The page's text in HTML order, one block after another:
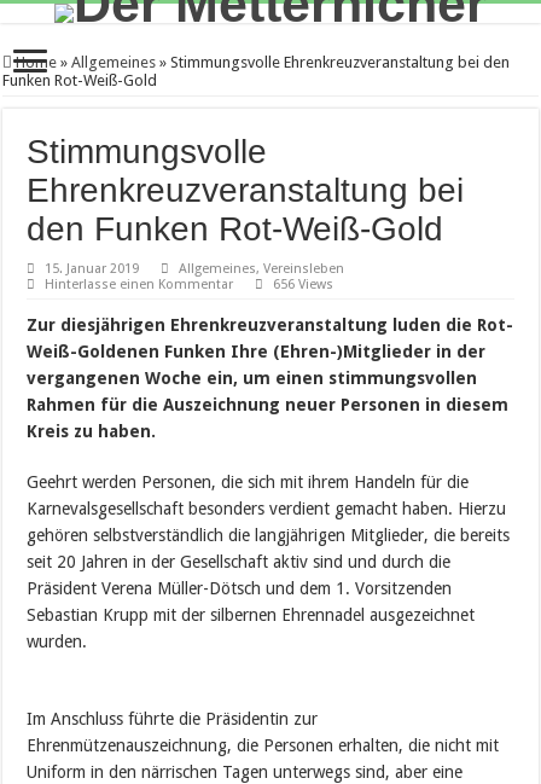
Home » Allgemeines » Stimmungsvolle Ehrenkreuzveranstaltung bei den
Funken Rot-Weiß-Gold
Stimmungsvolle
Ehrenkreuzveranstaltung bei
den Funken Rot-Weiß-Gold
15. Januar 2019 Allgemeines,Vereinsleben
Hinterlasse einen Kommentar
656 Views
Zur diesjährigen Ehrenkreuzveranstaltung luden die Rot-
Weiß-Goldenen Funken Ihre (Ehren-)Mitglieder in der
vergangenen Woche ein, um einen stimmungsvollen
Rahmen für die Auszeichnung neuer Personen in diesem
Kreis zu haben.
Geehrt werden Personen, die sich mit ihrem Handeln für die
Karnevalsgesellschaft besonders verdient gemacht haben. Hierzu
gehören selbstverständlich die langjährigen Mitglieder, die bereits
seit 20 Jahren in der Gesellschaft aktiv sind und durch die
Präsident Verena Müller-Dötsch und dem 1. Vorsitzenden
Sebastian Krupp mit der silbernen Ehrennadel ausgezeichnet
wurden.
Im Anschluss führte die Präsidentin zur
Ehrenmützenauszeichnung, die Personen erhalten, die nicht mit
Uniform in den närrischen Tagen unterwegs sind, aber eine